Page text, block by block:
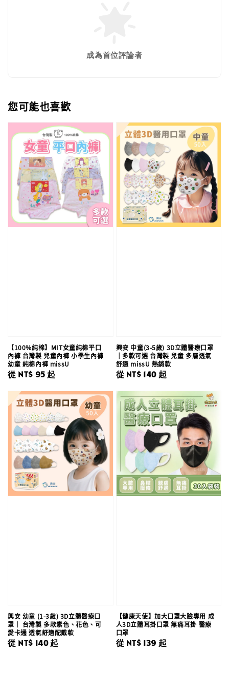
成為首位評論者
您可能也喜歡
【100%純棉】MIT女童純棉平口
內褲 台灣製 兒童內褲 小學生內褲
幼童 純棉內褲 missU
Regular
從 NT$ 95 起
興安 中童(3-5歲) 3D立體醫療口罩
｜多款可選 台灣製 兒童 多層透氣
舒適 missU 熱銷款
Regular
從 NT$ 140起
興安 幼童 (1-3歲) 3D立體醫療口
罩｜ 台灣製 多款素色、花色、可
愛卡通 透氣舒適配戴款
Regular
從 NT$ 140起
【健康天使】加大口罩大臉專用 成
人3D立體耳掛口罩 無痛耳掛 醫療
口罩
Regular
從 NT$ 139 起